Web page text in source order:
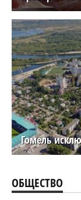
Гомель
ОБЩЕСТВО